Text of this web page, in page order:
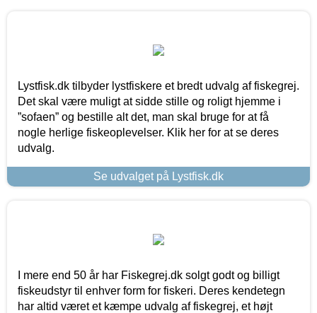
Lystfisk.dk tilbyder lystfiskere et bredt udvalg af fiskegrej.
Det skal være muligt at sidde stille og roligt hjemme i
”sofaen” og bestille alt det, man skal bruge for at få
nogle herlige fiskeoplevelser. Klik her for at se deres
udvalg.
Se udvalget på Lystfisk.dk
I mere end 50 år har Fiskegrej.dk solgt godt og billigt
fiskeudstyr til enhver form for fiskeri. Deres kendetegn
har altid været et kæmpe udvalg af fiskegrej, et højt